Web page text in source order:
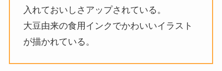
入れておいしさアップされている。
大豆由来の食用インクでかわいいイラスト
が描かれている。